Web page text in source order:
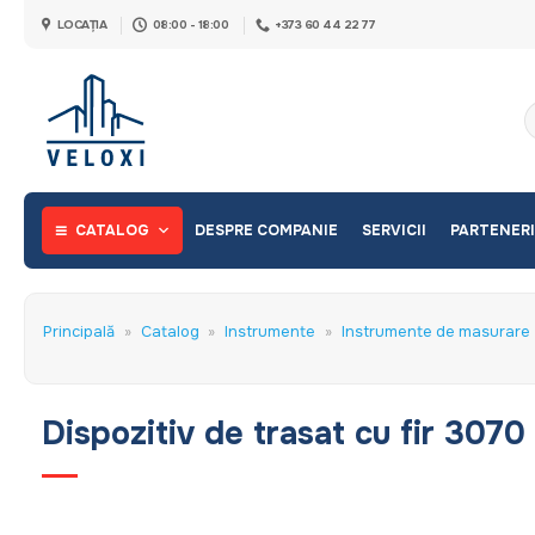
LOCAȚIA 08:00 - 18:00 +373 60 44 22 77
CATALOG DESPRE COMPANIE SERVICII PARTENERI
Principală » Catalog » Instrumente » Instrumente de masurare
Dispozitiv de trasat cu fir 3070